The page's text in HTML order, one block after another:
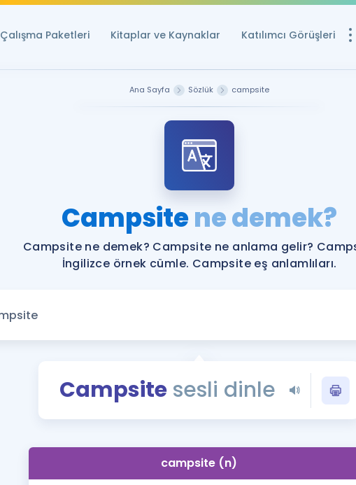
Çalışma Paketleri Kitaplar ve Kaynaklar Katılımcı Görüşleri
YDS ve YÖKDİL
YDS ve YÖKDİL'e
Tüm ÖSYM
YDS - YÖKDİL
İngilizce Gramer
Ana Sayfa Sözlük campsite
Campsitene demek?
Campsite ne demek? Campsite ne anlama gelir?
İngilizce örnek cümle. Campsite eş anlamlıları.
Campsitesesli dinle
campsite (n)